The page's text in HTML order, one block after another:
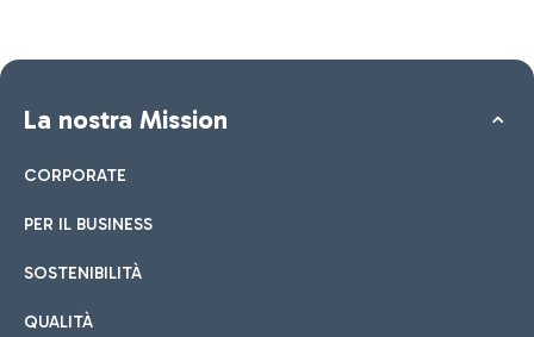
La nostra Mission
CORPORATE
PER IL BUSINESS
SOSTENIBILITÀ
QUALITÀ